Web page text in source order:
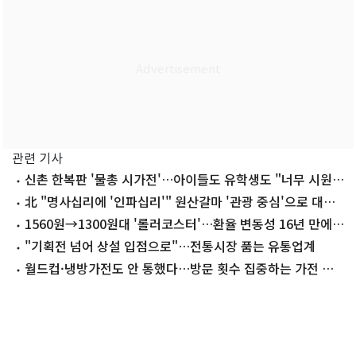
관련 기사
신촌 한복판 '물총 시가전'…아이들도 유학생도 "너무 시원해
요"北 "명사십리에 '인파십리'" 원산갈마 '관광 중심'으로 대대
적 선전
1560원→1300원대 '롤러코스터'…환율 변동성 16년 만에
최대"기획전 넘어 상설 입점으로"…전통시장 품는 유통업계
월드컵·냉방가전도 안 통했다…방문 횟수 집중하는 가전 양